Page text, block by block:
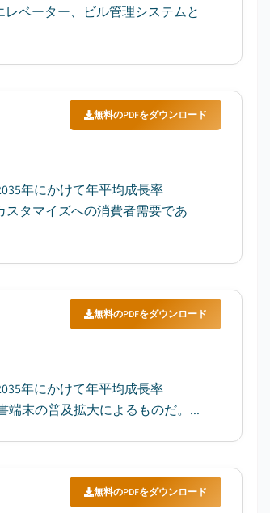
レベーター、ビル管理システムと
無料のPDFをダウンロード
年にかけて年平均成長率
スタマイズへの消費者需要であ
無料のPDFをダウンロード
年にかけて年平均成長率
端末の普及拡大によるものだ。...
無料のPDFをダウンロード